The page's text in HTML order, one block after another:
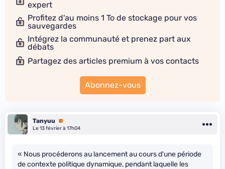
expert
Profitez d'au moins 1 To de stockage pour vos
sauvegardes
Intégrez la communauté et prenez part aux
débats
Partagez des articles premium à vos contacts
Abonnez-vous
Tanyuu
Premium
Le 13 février à 17h04
« Nous procéderons au lancement au cours d'une période
de contexte politique dynamique, pendant laquelle les